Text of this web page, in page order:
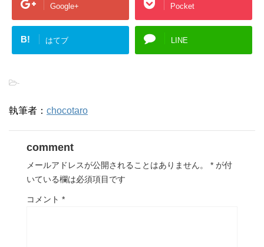
Google+ Pocket
B! はてブ LINE
-
執筆者： chocotaro
comment
メールアドレスが公開されることはありません。 * が付
いている欄は必須項目です
コメント *